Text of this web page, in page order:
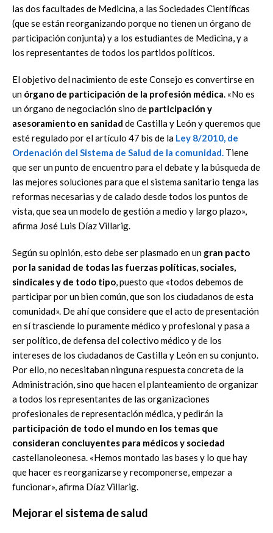
las dos facultades de Medicina, a las Sociedades Científicas
(que se están reorganizando porque no tienen un órgano de
participación conjunta) y a los estudiantes de Medicina, y a
los representantes de todos los partidos políticos.
El objetivo del nacimiento de este Consejo es convertirse en
un órgano de participación de la profesión médica. «No es
un órgano de negociación sino de participación y
asesoramiento en sanidad de Castilla y León y queremos que
esté regulado por el artículo 47 bis de la Ley 8/2010, de
Ordenación del Sistema de Salud de la comunidad. Tiene
que ser un punto de encuentro para el debate y la búsqueda de
las mejores soluciones para que el sistema sanitario tenga las
reformas necesarias y de calado desde todos los puntos de
vista, que sea un modelo de gestión a medio y largo plazo»,
afirma José Luis Díaz Villarig.
Según su opinión, esto debe ser plasmado en un gran pacto
por la sanidad de todas las fuerzas políticas, sociales,
sindicales y de todo tipo, puesto que «todos debemos de
participar por un bien común, que son los ciudadanos de esta
comunidad». De ahí que considere que el acto de presentación
en sí trasciende lo puramente médico y profesional y pasa a
ser político, de defensa del colectivo médico y de los
intereses de los ciudadanos de Castilla y León en su conjunto.
Por ello, no necesitaban ninguna respuesta concreta de la
Administración, sino que hacen el planteamiento de organizar
a todos los representantes de las organizaciones
profesionales de representación médica, y pedirán la
participación de todo el mundo en los temas que
consideran concluyentes para médicos y sociedad
castellanoleonesa. «Hemos montado las bases y lo que hay
que hacer es reorganizarse y recomponerse, empezar a
funcionar», afirma Díaz Villarig.
Mejorar el sistema de salud